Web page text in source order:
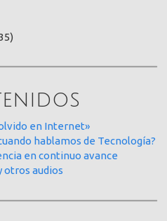
en Internet»
hablamos de Tecnología?
en continuo avance
otros audios